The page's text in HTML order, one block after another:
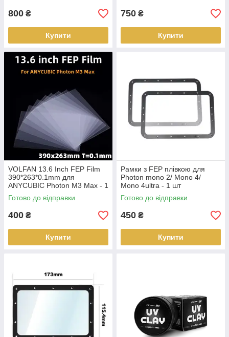
800 ₴
Купити
750 ₴
Купити
VOLFAN 13.6 Inch FEP Film
390*263*0.1mm для
ANYCUBIC Photon M3 Max - 1
шт.
Готово до відправки
400 ₴
Купити
Рамки з FEP плівкою для
Photon mono 2/ Mono 4/
Mono 4ultra - 1 шт
Готово до відправки
450 ₴
Купити